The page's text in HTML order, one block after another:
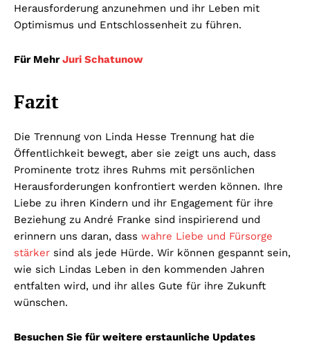
Herausforderung anzunehmen und ihr Leben mit
Optimismus und Entschlossenheit zu führen.
Für MehrJuri Schatunow
Fazit
Die Trennung von Linda Hesse Trennung hat die
Öffentlichkeit bewegt, aber sie zeigt uns auch, dass
Prominente trotz ihres Ruhms mit persönlichen
Herausforderungen konfrontiert werden können. Ihre
Liebe zu ihren Kindern und ihr Engagement für ihre
Beziehung zu André Franke sind inspirierend und
erinnern uns daran, dass wahre Liebe und Fürsorge
stärker sind als jede Hürde. Wir können gespannt sein,
wie sich Lindas Leben in den kommenden Jahren
entfalten wird, und ihr alles Gute für ihre Zukunft
wünschen.
Besuchen Sie für weitere erstaunliche Updates